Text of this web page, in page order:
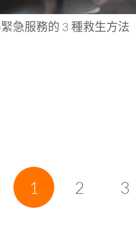
急服務的 3 種救生方法
1 2 3